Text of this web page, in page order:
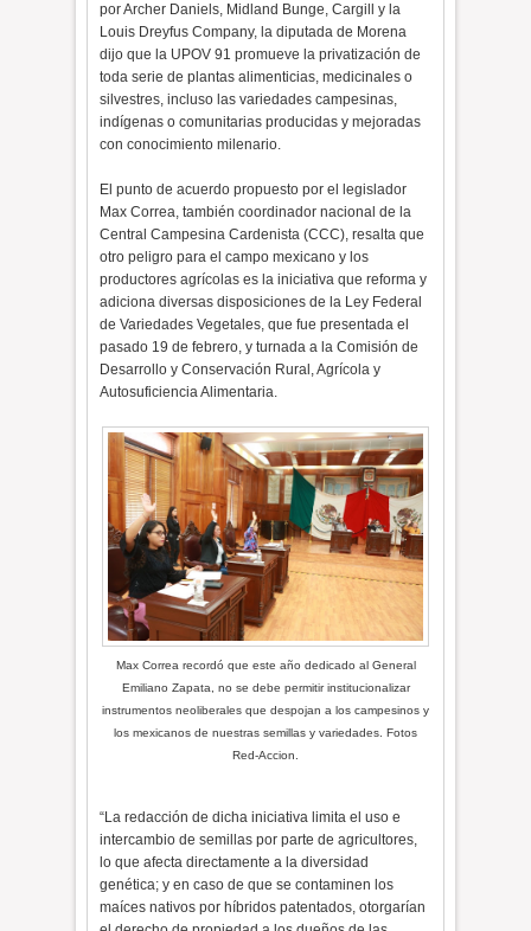
por Archer Daniels, Midland Bunge, Cargill y la
Louis Dreyfus Company, la diputada de Morena
dijo que la UPOV 91 promueve la privatización de
toda serie de plantas alimenticias, medicinales o
silvestres, incluso las variedades campesinas,
indígenas o comunitarias producidas y mejoradas
con conocimiento milenario.
El punto de acuerdo propuesto por el legislador
Max Correa, también coordinador nacional de la
Central Campesina Cardenista (CCC), resalta que
otro peligro para el campo mexicano y los
productores agrícolas es la iniciativa que reforma y
adiciona diversas disposiciones de la Ley Federal
de Variedades Vegetales, que fue presentada el
pasado 19 de febrero, y turnada a la Comisión de
Desarrollo y Conservación Rural, Agrícola y
Autosuficiencia Alimentaria.
Max Correa recordó que este año dedicado al General
Emiliano Zapata, no se debe permitir institucionalizar
instrumentos neoliberales que despojan a los campesinos y
los mexicanos de nuestras semillas y variedades. Fotos
Red-Accion.
“La redacción de dicha iniciativa limita el uso e
intercambio de semillas por parte de agricultores,
lo que afecta directamente a la diversidad
genética; y en caso de que se contaminen los
maíces nativos por híbridos patentados, otorgarían